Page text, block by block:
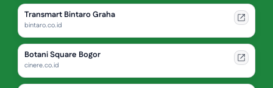
Transmart Bintaro Graha
bintaro.co.id
Botani Square Bogor
cinere.co.id